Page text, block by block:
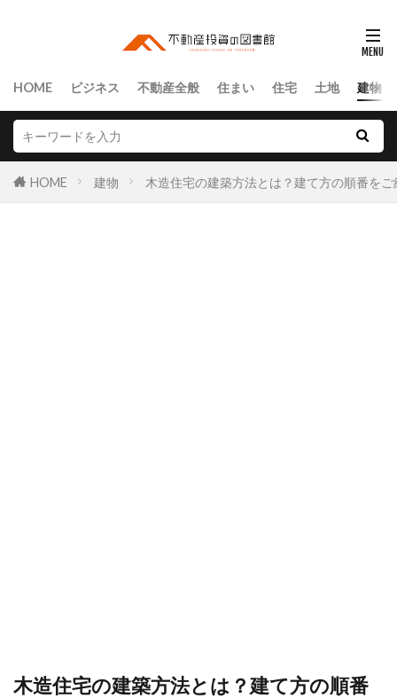
HOME ビジネス 不動産全般 住まい 住宅 土地 建物
HOME 建物 木造住宅の建築方法とは？建て方の順番をご
木造住宅の建築方法とは？建て方の順番